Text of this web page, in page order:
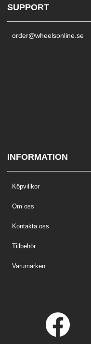
SUPPORT
order@wheelsonline.se
INFORMATION
Köpvillkor
Om oss
Kontakta oss
Tillbehör
Varumärken